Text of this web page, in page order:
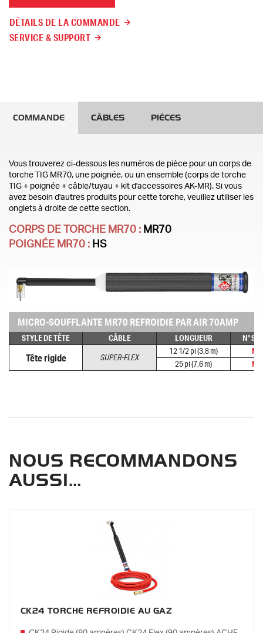
DÉTAILS DE LA COMMANDE
SERVICE & SUPPORT
COMMANDE CÂBLES PIÈCES
Vous trouverez ci-dessous les numéros de pièce pour un corps de
torche TIG MR70, une poignée, ou un ensemble (corps de torche
TIG + poignée + câble/tuyau + kit d'accessoires AK-MR). Si vous
avez besoin d'autres produits pour cette torche, veuillez utiliser les
onglets à droite de cette section.
CORPS DE TORCHE MR70 : MR70
POIGNÉE MR70 : HS
MICRO-SOUFFLANTE MR70 REFROIDIE PAR AIR 70AMP
STYLE DE TÊTE CÂBLE LONGUEUR N°
Tête rigide SUPER-FLEX
12 1/2 pi (3,8 m)
25 pi (7,6 m)
NOUS RECOMMANDONS
AUSSI…
CK24 TORCHE REFROIDIE AU GAZ